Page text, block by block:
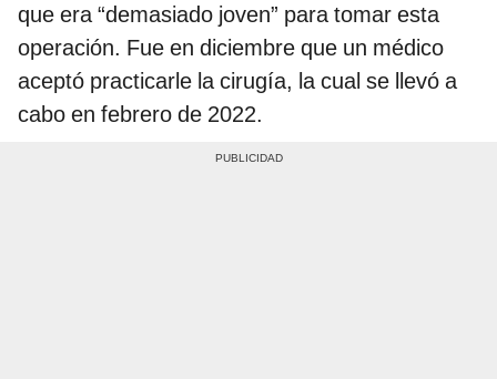
que era “demasiado joven” para tomar esta
operación. Fue en diciembre que un médico
aceptó practicarle la cirugía, la cual se llevó a
cabo en febrero de 2022.